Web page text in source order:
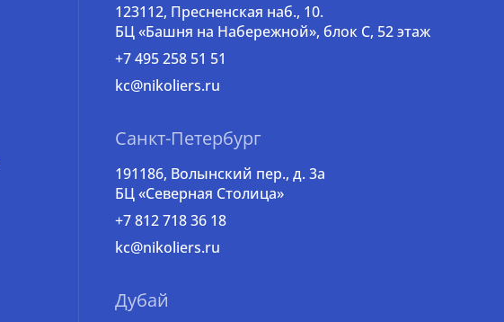
123112, Пресненская наб., 10.
БЦ «Башня на Набережной», блок С, 52 этаж
+7 495 258 51 51
kc@nikoliers.ru
Санкт-Петербург
191186, Волынский пер., д. 3a
БЦ «Северная Столица»
+7 812 718 36 18
kc@nikoliers.ru
Дубай